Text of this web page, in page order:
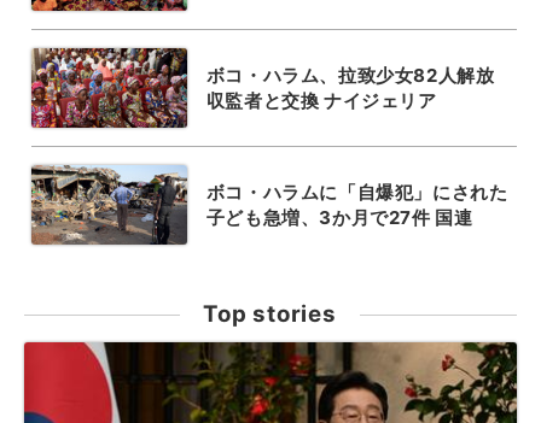
ボコ・ハラム、拉致少女82人解放
収監者と交換 ナイジェリア
ボコ・ハラムに「自爆犯」にされた
子ども急増、3か月で27件 国連
Top stories